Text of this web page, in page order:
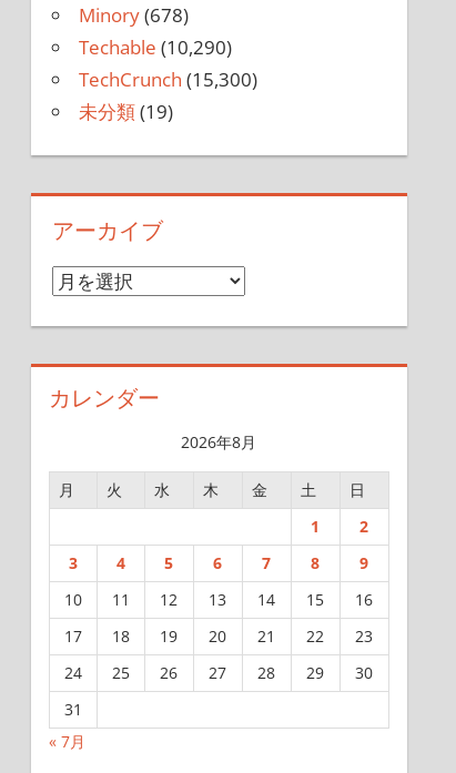
Minory(678)
Techable (10,290)
TechCrunch (15,300)
未分類(19)
アーカイブ
ア
ブ
カレンダー
2026年8月
月 火 水 木 金 土
日
1
2
3
4 5 6 7 8
9
10
11 12 13 14 15
16
17
18 19 20 21 22
23
24
25 26 27 28 29
30
31
« 7月